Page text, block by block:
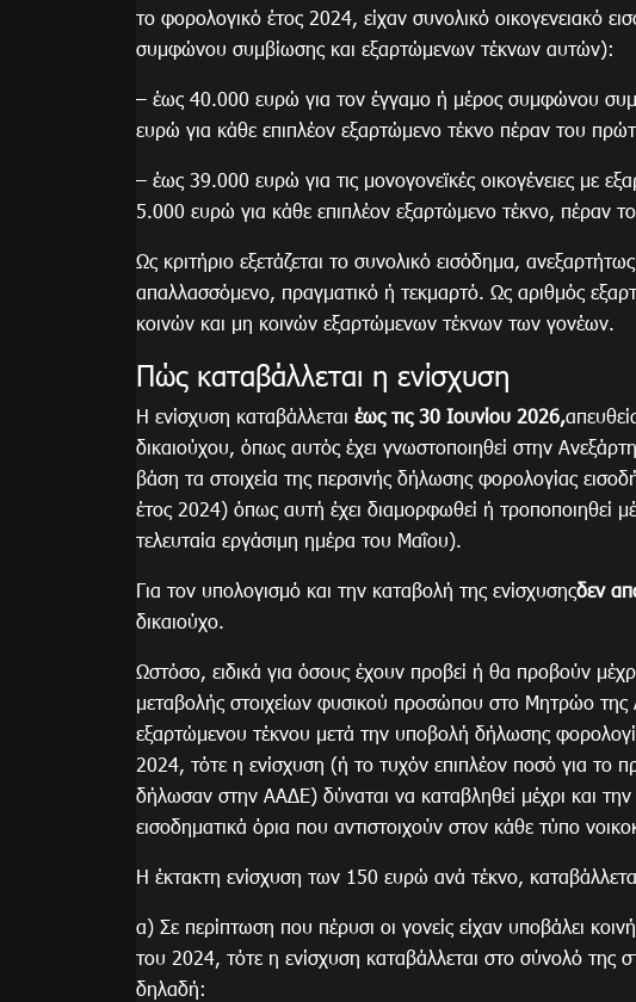
το φορολογικό έτος 2024, είχαν συνολικό οικογενειακό
συμφώνου συμβίωσης και εξαρτώμενων τέκνων αυτών):
– έως 40.000 ευρώ για τον έγγαμο ή μέρος συμφώνου
ευρώ για κάθε επιπλέον εξαρτώμενο τέκνο πέραν του
– έως 39.000 ευρώ για τις μονογονεϊκές οικογένειες με
5.000 ευρώ για κάθε επιπλέον εξαρτώμενο τέκνο, πέραν
Ως κριτήριο εξετάζεται το συνολικό εισόδημα,
απαλλασσόμενο, πραγματικό ή τεκμαρτό. Ως αριθμός
κοινών και μη κοινών εξαρτώμενων τέκνων των γονέων.
Πώς καταβάλλεται η ενίσχυση
Η ενίσχυση καταβάλλεται έως τις 30 Ιουνίου 2026,
δικαιούχου, όπως αυτός έχει γνωστοποιηθεί στην
βάση τα στοιχεία της περσινής δήλωσης φορολογίας
έτος 2024) όπως αυτή έχει διαμορφωθεί ή τροποποιηθεί
τελευταία εργάσιμη ημέρα του Μαΐου).
Για τον υπολογισμό και την καταβολή της ενίσχυσηςδεν
δικαιούχο.
Ωστόσο, ειδικά για όσους έχουν προβεί ή θα προβούν
μεταβολής στοιχείων φυσικού προσώπου στο Μητρώο
εξαρτώμενου τέκνου μετά την υποβολή δήλωσης
2024, τότε η ενίσχυση (ή το τυχόν επιπλέον ποσό για το
δήλωσαν στην ΑΑΔΕ) δύναται να καταβληθεί μέχρι και
εισοδηματικά όρια που αντιστοιχούν στον κάθε τύπο
Η έκτακτη ενίσχυση των 150 ευρώ ανά τέκνο,
α) Σε περίπτωση που πέρυσι οι γονείς είχαν υποβάλει
του 2024, τότε η ενίσχυση καταβάλλεται στο σύνολό
δηλαδή: